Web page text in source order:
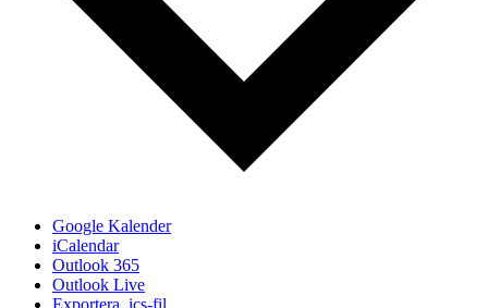
Google Kalender
iCalendar
Outlook 365
Outlook Live
Exportera .ics-fil